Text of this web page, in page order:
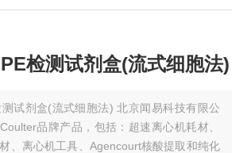
检测试剂盒(流式细胞法)
式细胞法) 北京闻易科技有限公
品牌产品，包括：超速离心机耗材、
、离心机工具、Agencourt核酸提取和纯化